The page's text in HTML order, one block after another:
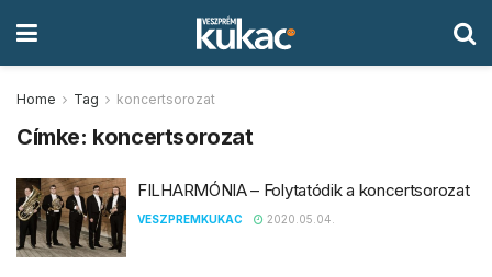
Home Tag koncertsorozat
Címke: koncertsorozat
FILHARMÓNIA – Folytatódik a koncertsorozat
VESZPREMKUKAC 2020.05.04.